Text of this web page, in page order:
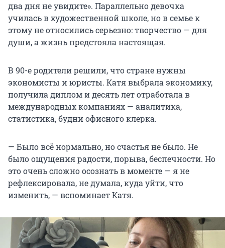
два дня не увидите». Параллельно девочка
училась в художественной школе, но в семье к
этому не относились серьезно: творчество — для
души, а жизнь предстояла настоящая.
В 90-е родители решили, что стране нужны
экономисты и юристы. Катя выбрала экономику,
получила диплом и десять лет отработала в
международных компаниях — аналитика,
статистика, будни офисного клерка.
— Было всё нормально, но счастья не было. Не
было ощущения радости, порыва, беспечности. Но
это очень сложно осознать в моменте — я не
рефлексировала, не думала, куда уйти, что
изменить, — вспоминает Катя.